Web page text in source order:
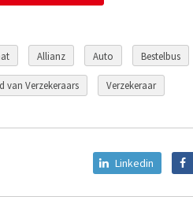
Allianz Auto Bestelbus
van Verzekeraars Verzekeraar
Linkedin